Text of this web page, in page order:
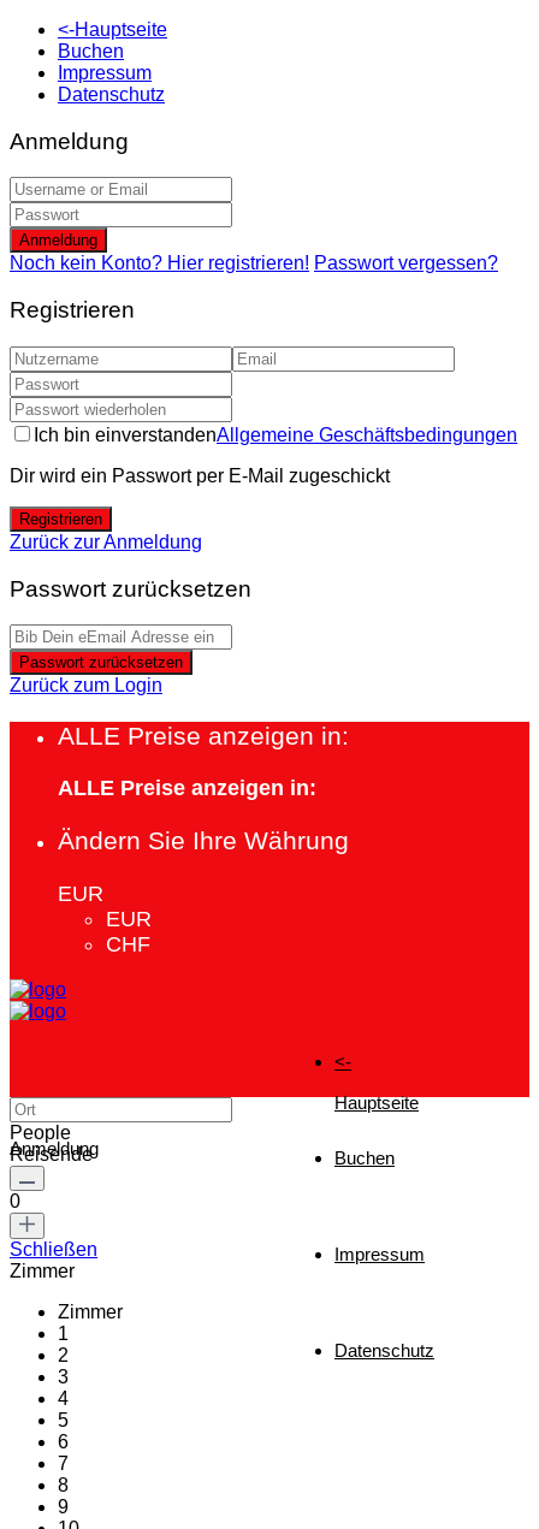
<-Hauptseite
Buchen
Impressum
Datenschutz
Anmeldung
Anmeldung
Noch kein Konto? Hier registrieren! Passwort vergessen?
Registrieren
Ich bin einverstandenAllgemeine Geschäftsbedingungen
Dir wird ein Passwort per E-Mail zugeschickt
Registrieren
Zurück zur Anmeldung
Passwort zurücksetzen
Passwort zurücksetzen
Zurück zum Login
ALLE Preise anzeigen in:
ALLE Preise anzeigen in:
Ändern Sie Ihre Währung
EUR
EUR
CHF
<-
Hauptseite
Buchen
Impressum
Datenschutz
Anmeldung
People
Reisende
0
Schließen
Zimmer
Zimmer
1
2
3
4
5
6
7
8
9